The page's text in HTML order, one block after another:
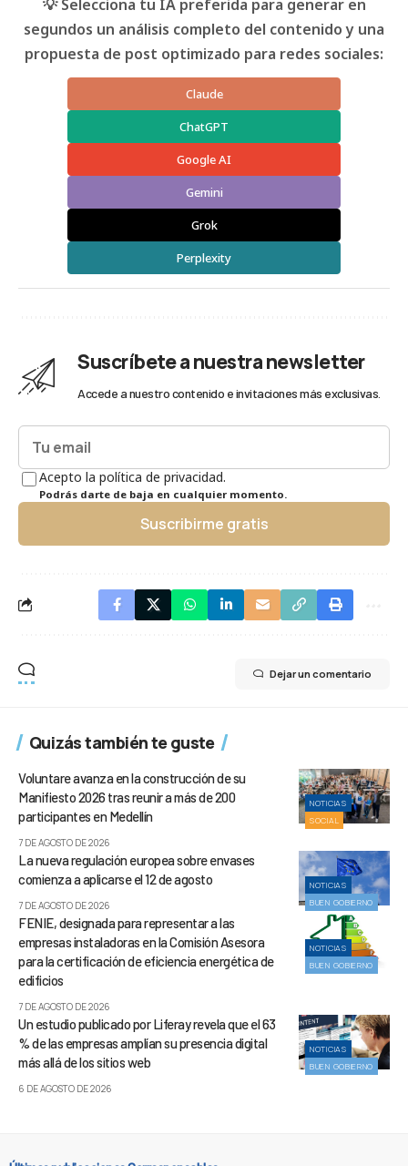
💡 Selecciona tu IA preferida para generar en
segundos un análisis completo del contenido y una
propuesta de post optimizado para redes sociales:
Claude
ChatGPT
Google AI
Gemini
Grok
Perplexity
Suscríbete a nuestra newsletter
Accede a nuestro contenido e invitaciones más exclusivas.
Acepto la política de privacidad.
Podrás darte de baja en cualquier momento.
Suscribirme gratis
Dejar un comentario
Quizás también te guste
NOTICIAS
SOCIAL
Voluntare avanza en la construcción de su
Manifiesto 2026 tras reunir a más de 200
participantes en Medellín
7 DE AGOSTO DE 2026
NOTICIAS
BUEN GOBIERNO
La nueva regulación europea sobre envases
comienza a aplicarse el 12 de agosto
7 DE AGOSTO DE 2026
NOTICIAS
BUEN GOBIERNO
FENIE, designada para representar a las
empresas instaladoras en la Comisión Asesora
para la certificación de eficiencia energética de
edificios
7 DE AGOSTO DE 2026
NOTICIAS
BUEN GOBIERNO
Un estudio publicado por Liferay revela que el 63
% de las empresas amplían su presencia digital
más allá de los sitios web
6 DE AGOSTO DE 2026